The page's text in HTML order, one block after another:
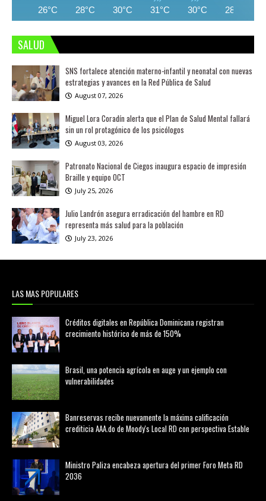
26°C 28°C 30°C 31°C 30°C 28°C
SALUD
SNS fortalece atención materno-infantil y neonatal con nuevas
estrategias y avances en la Red Pública de Salud
August 07, 2026
Miguel Lora Coradín alerta que el Plan de Salud Mental fallará
sin un rol protagónico de los psicólogos
August 03, 2026
Patronato Nacional de Ciegos inaugura espacio de impresión
Braille y equipo OCT
July 25, 2026
Julio Landrón asegura erradicación del hambre en RD
representa más salud para la población
July 23, 2026
LAS MAS POPULARES
Créditos digitales en República Dominicana registran
crecimiento histórico de más de 150%
Brasil, una potencia agrícola en auge y un ejemplo con
vulnerabilidades
Banreservas recibe nuevamente la máxima calificación
crediticia AAA.do de Moody's Local RD con perspectiva Estable
Ministro Paliza encabeza apertura del primer Foro Meta RD
2036